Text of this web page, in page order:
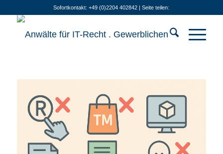
Sofortkontakt: +49 (0)2204 402842 | Seite teilen: